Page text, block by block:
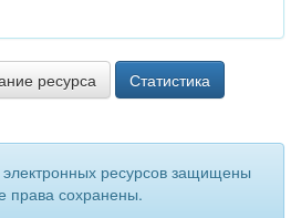
ресурса Статистика
ресурсов защищены
права сохранены.